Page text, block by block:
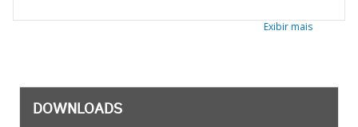
Exibir mais
DOWNLOADS